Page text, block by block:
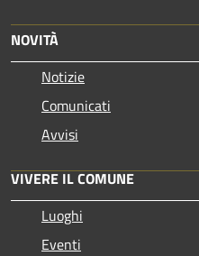
NOVITÀ
Notizie
Comunicati
Avvisi
VIVERE IL COMUNE
Luoghi
Eventi